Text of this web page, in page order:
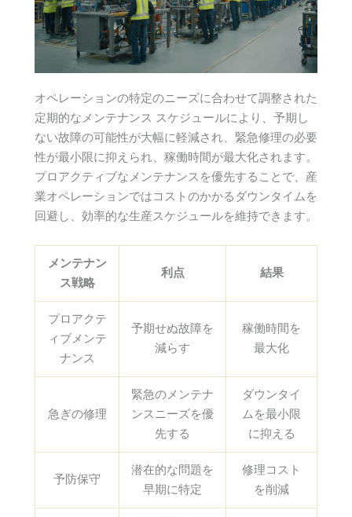
オペレーションの特定のニーズに合わせて調整された
定期的なメンテナンス スケジュールにより、予期し
ない故障の可能性が大幅に軽減され、緊急修理の必要
性が最小限に抑えられ、稼働時間が最大化されます。
プロアクティブなメンテナンスを優先することで、産
業オペレーションではコストのかかるダウンタイムを
回避し、効率的な生産スケジュールを維持できます。
メンテナン
ス戦略
利点 結果
プロアクテ
ィブメンテ
ナンス
予期せぬ故障を
減らす
稼働時間を
最大化
急ぎの修理
緊急のメンテナ
ンスニーズを優
先する
ダウンタイ
ムを最小限
に抑える
予防保守
潜在的な問題を
早期に特定
修理コスト
を削減